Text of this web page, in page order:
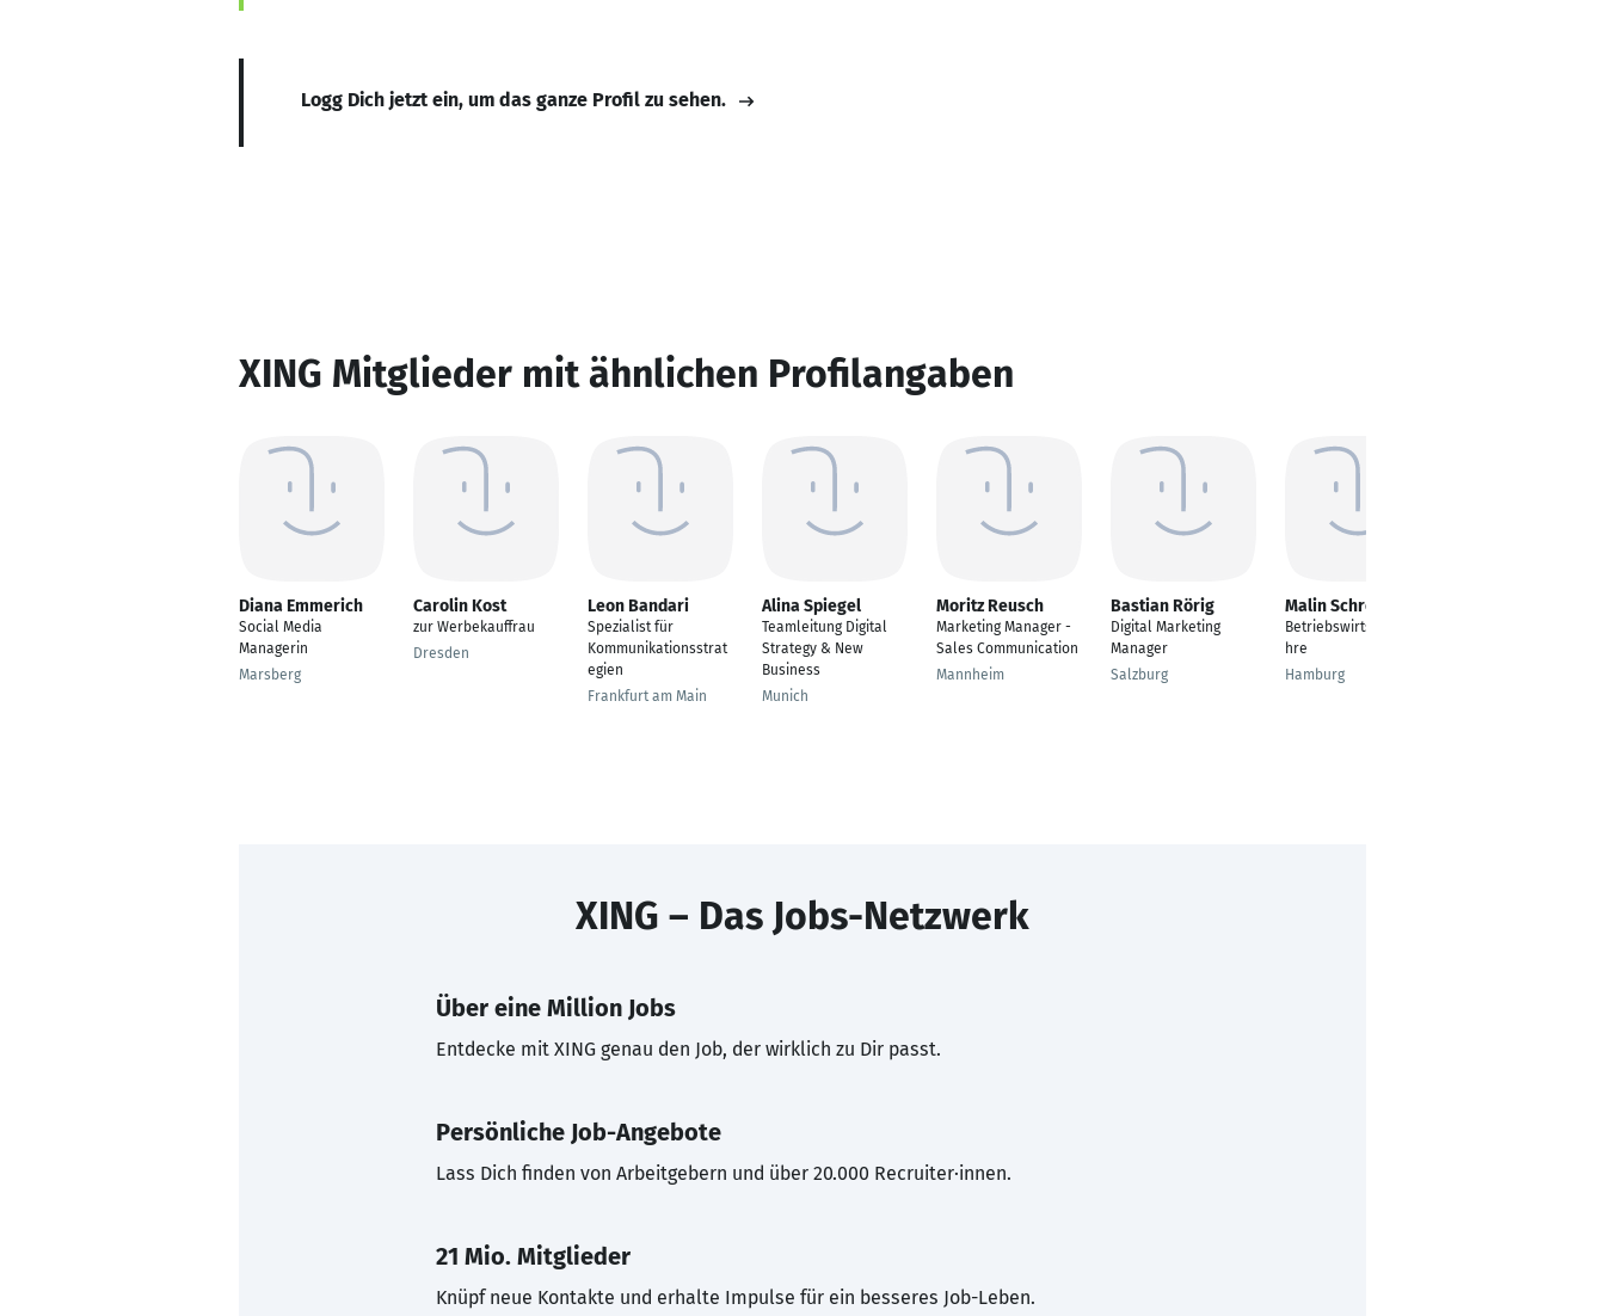
Logg Dich jetzt ein, um das ganze Profil zu sehen.
XING Mitglieder mit ähnlichen Profilangaben
Diana Emmerich
Social Media
Managerin
Marsberg
Carolin Kost
zur Werbekauffrau
Dresden
Leon Bandari
Spezialist für
Kommunikationsstrat
egien
Frankfurt am Main
Alina Spiegel
Teamleitung Digital
Strategy & New
Business
Munich
Moritz Reusch
Marketing Manager -
Sales Communication
Mannheim
Bastian Rörig
Digital Marketing
Manager
Salzburg
Malin Schröder
Betriebswirtschaftsle
hre
Hamburg
XING – Das Jobs-Netzwerk
Über eine Million Jobs
Entdecke mit XING genau den Job, der wirklich zu Dir passt.
Persönliche Job-Angebote
Lass Dich finden von Arbeitgebern und über 20.000 Recruiter·innen.
21 Mio. Mitglieder
Knüpf neue Kontakte und erhalte Impulse für ein besseres Job-Leben.